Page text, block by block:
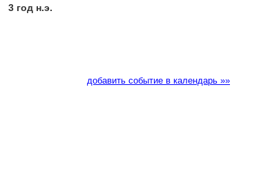
3 год н.э.
добавить событие в календарь »»